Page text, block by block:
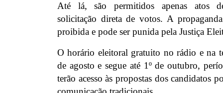
Até lá, são permitidos apenas atos
solicitação direta de votos. A propaganda
proibida e pode ser punida pela Justiça
O horário eleitoral gratuito no rádio e na
de agosto e segue até 1º de outubro,
terão acesso às propostas dos candidatos